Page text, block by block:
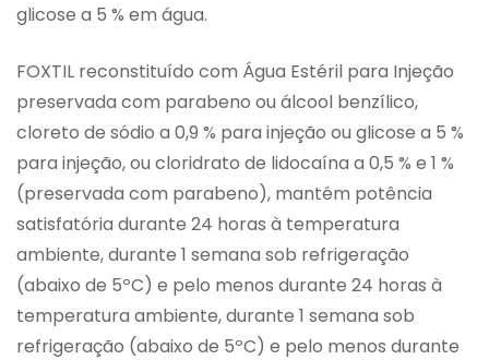
glicose a 5 % em água.
FOXTIL reconstituído com Água Estéril para Injeção
preservada com parabeno ou álcool benzílico,
cloreto de sódio a 0,9 % para injeção ou glicose a 5 %
para injeção, ou cloridrato de lidocaína a 0,5 % e 1 %
(preservada com parabeno), mantém potência
satisfatória durante 24 horas à temperatura
ambiente, durante 1 semana sob refrigeração
(abaixo de 5ºC) e pelo menos durante 24 horas à
temperatura ambiente, durante 1 semana sob
refrigeração (abaixo de 5ºC) e pelo menos durante